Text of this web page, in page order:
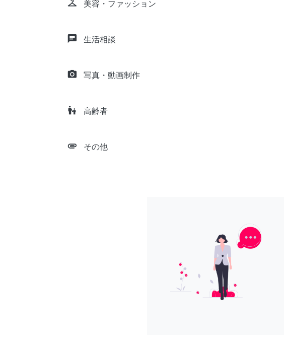
checkroom 美容・ファッション
chat 生活相談
camera_alt 写真・動画制作
escalator_warning 高齢者
attachment その他